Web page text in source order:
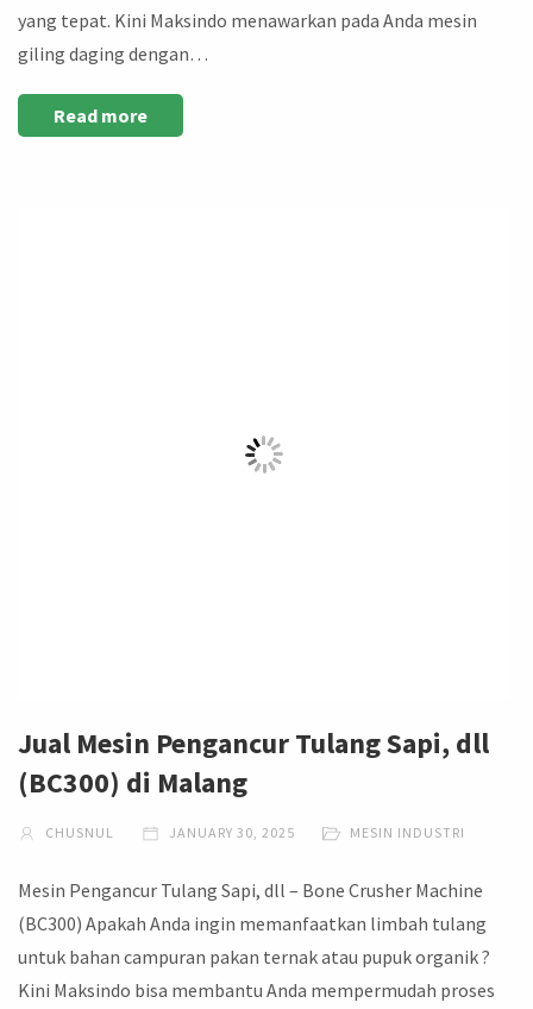
yang tepat. Kini Maksindo menawarkan pada Anda mesin
giling daging dengan…
Read more
Jual Mesin Pengancur Tulang Sapi, dll
(BC300) di Malang
CHUSNUL JANUARY 30, 2025 MESIN INDUSTRI
Mesin Pengancur Tulang Sapi, dll – Bone Crusher Machine
(BC300) Apakah Anda ingin memanfaatkan limbah tulang
untuk bahan campuran pakan ternak atau pupuk organik ?
Kini Maksindo bisa membantu Anda mempermudah proses